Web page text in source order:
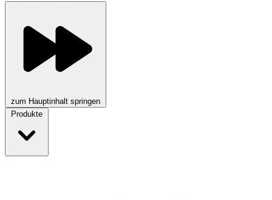
zum Hauptinhalt springen
Produkte